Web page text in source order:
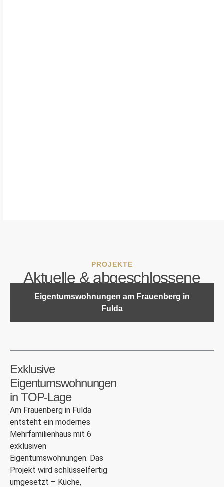
PROJEKTE
Aktuelle & abgeschlossene
Projekte
Eigentumswohnungen am Frauenberg in
Fulda
Exklusive
Eigentumswohnungen
in TOP-Lage
Am Frauenberg in Fulda
entsteht ein modernes
Mehrfamilienhaus mit 6
exklusiven
Eigentumswohnungen. Das
Projekt wird schlüsselfertig
umgesetzt – Küche,